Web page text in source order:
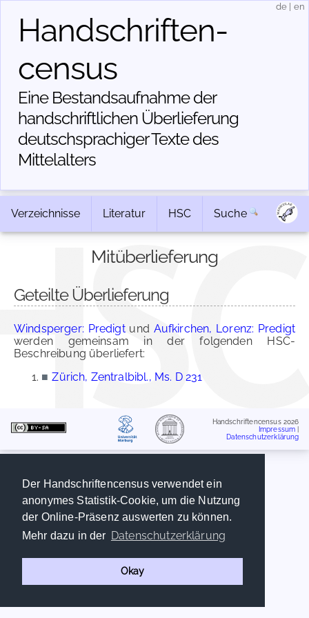
Der Handschriftencensus verwendet ein
anonymes Statistik-Cookie, um die Nutzung
der Online-Präsenz auswerten zu können.
Mehr dazu in der Datenschutzerklärung
Okay
Handschriften­
census
Eine Bestandsaufnahme der
handschriftlichen Über­lieferung
deutschsprachiger Texte des
Mittelalters
de en
Verzeichnisse Literatur HSC Suche
Mitüberlieferung
Geteilte Überlieferung
Windsperger: Predigtund Aufkirchen, Lorenz: Predigt
werden gemeinsam in der folgenden HSC-
Beschreibung überliefert:
■ Zürich, Zentralbibl., Ms. D 231
Handschriftencensus 2026
Impressum
Datenschutzerklärung